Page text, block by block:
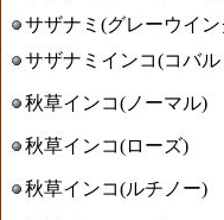
サザナミ(グレーウイ
サザナミインコ(コバ
秋草インコ(ノーマル)
秋草インコ(ローズ)
秋草インコ(ルチノー)